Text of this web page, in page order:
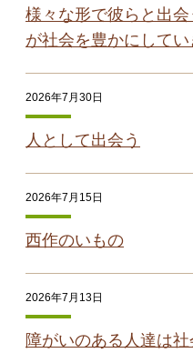
様々な形で彼らと出
が社会を豊かにしてい
2026年7月30日
人として出会う
2026年7月15日
西作のいもの
2026年7月13日
障がいのある人達は